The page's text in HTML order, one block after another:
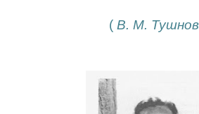
( В. М.